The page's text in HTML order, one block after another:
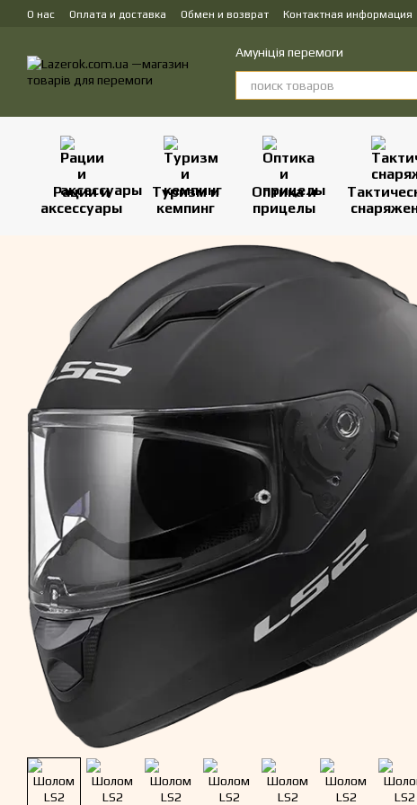
Перейти к основному контенту
О нас Оплата и доставка Обмен и возврат Контактная информация
Амуніція перемоги
Рации и
аксессуары
Туризм и
кемпинг
Оптика и
прицелы